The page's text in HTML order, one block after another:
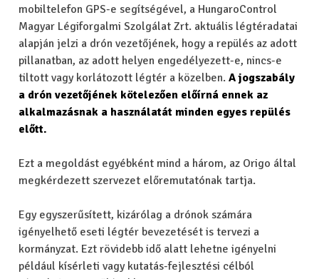
mobiltelefon GPS-e segítségével, a HungaroControl
Magyar Légiforgalmi Szolgálat Zrt. aktuális légtéradatai
alapján jelzi a drón vezetőjének, hogy a repülés az adott
pillanatban, az adott helyen engedélyezett-e, nincs-e
tiltott vagy korlátozott légtér a közelben.A jogszabály
a drón vezetőjének kötelezően előírná ennek az
alkalmazásnak a használatát minden egyes repülés
előtt.
Ezt a megoldást egyébként mind a három, az Origo által
megkérdezett szervezet előremutatónak tartja.
Egy egyszerűsített, kizárólag a drónok számára
igényelhető eseti légtér bevezetését is tervezi a
kormányzat. Ezt rövidebb idő alatt lehetne igényelni
például kísérleti vagy kutatás-fejlesztési célból